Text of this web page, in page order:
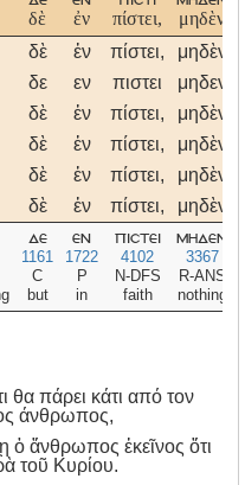
δὲ ἐν πίστει, μηδὲν
δὲ ἐν πίστει, μηδὲν
δε εν πιστει μηδεν
δὲ ἐν πίστει, μηδὲν
δὲ ἐν πίστει, μηδὲν
δὲ ἐν πίστει, μηδὲν
δὲ ἐν πίστει, μηδὲν
δε
1161
C
but
εν
1722
P
in
πιστει
4102
N-DFS
faith
μηδεν
3367
R-ANS
nothing
θα πάρει κάτι από τον
άνθρωπος,
ὁ ἄνθρωπος ἐκεῖνος ὅτι
τοῦ Κυρίου.